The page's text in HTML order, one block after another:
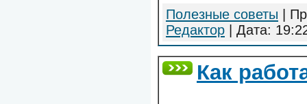
Полезные советы |
Редактор | Дата:
Как